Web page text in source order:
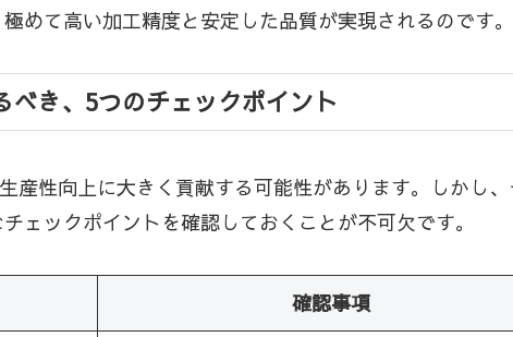
めて高い加工精度と安定した品質が実現されるのです。
き、5つのチェックポイント
産性向上に大きく貢献する可能性があります。しかし
ェックポイントを確認しておくことが不可欠です。
確認事項